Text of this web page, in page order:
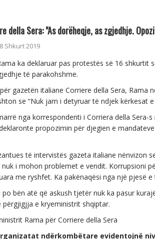
della Sera: "As dorëheqje, as zgjedhje.
Shkurt 2019
ka deklaruar pas protestës së 16 shkurtit
të parakohshme.
gazetën italiane Corriere della Sera, Rama
se “Nuk jam i detyruar të ndjek kërkesat
nga korrespondenti i Corriera della Sera-
propozimin për djegien e
të intervistës gazeta italiane nënvizon
nuk i mohon problemet e vendit. Korrupsioni
me ryshfet. Ka pakënaqësi nga një pjesë
po bën atë që askush tjetër nuk ka pasur
përgjigjja e kryeministrit shqiptar.
Rama për Corriere della Sera
ndërkombëtare evidentojnë